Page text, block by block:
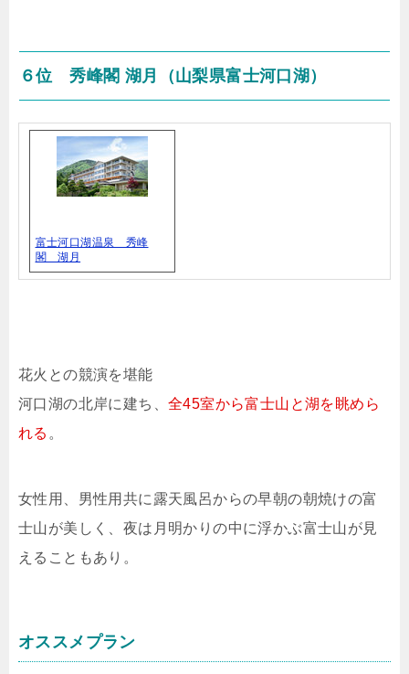
６位 秀峰閣 湖月（山梨県富士河口湖）
富士河口湖温泉 秀峰
閣 湖月
花火との競演を堪能
河口湖の北岸に建ち、 全45室から富士山と湖を眺めら
れる 。
女性用、男性用共に露天風呂からの早朝の朝焼けの富
士山が美しく、夜は月明かりの中に浮かぶ富士山が見
えることもあり。
オススメプラン